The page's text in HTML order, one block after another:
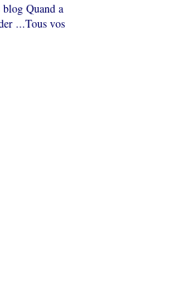
Quand a
...Tous vos